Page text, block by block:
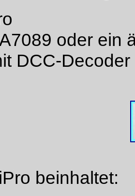
oder ein
DCC-
beinhaltet: